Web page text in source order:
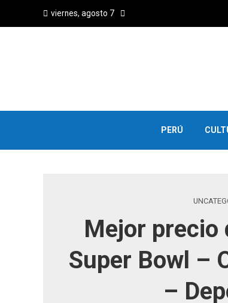
viernes, agosto 7
PERÚ
Mejor precio
Super Bowl –
–